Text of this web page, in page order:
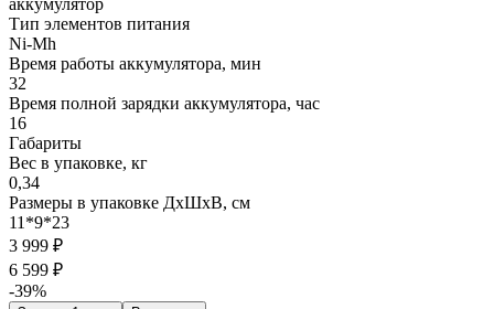
аккумулятор
Тип элементов питания
Ni-Mh
Время работы аккумулятора, мин
32
Время полной зарядки аккумулятора, час
16
Габариты
Вес в упаковке, кг
0,34
Размеры в упаковке ДxШxВ, см
11*9*23
3 999 ₽
6 599 ₽
-39%